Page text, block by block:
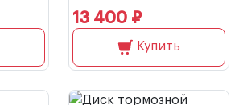
13 400 ₽
Купить